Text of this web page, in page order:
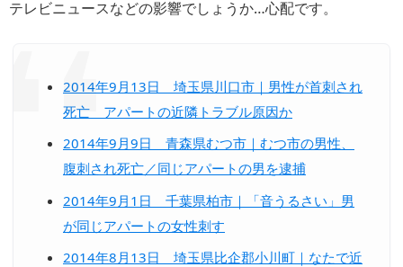
テレビニュースなどの影響でしょうか…心配です。
2014年9月13日 埼玉県川口市｜男性が首刺され
死亡 アパートの近隣トラブル原因か
2014年9月9日 青森県むつ市｜むつ市の男性、
腹刺され死亡／同じアパートの男を逮捕
2014年9月1日 千葉県柏市｜「音うるさい」男
が同じアパートの女性刺す
2014年8月13日 埼玉県比企郡小川町｜なたで近